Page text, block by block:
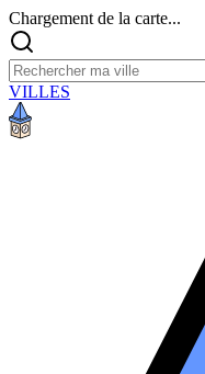
Chargement de la carte...
VILLES